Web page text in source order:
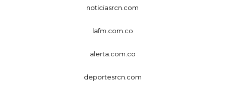
noticiasrcn.com
lafm.com.co
alerta.com.co
deportesrcn.com